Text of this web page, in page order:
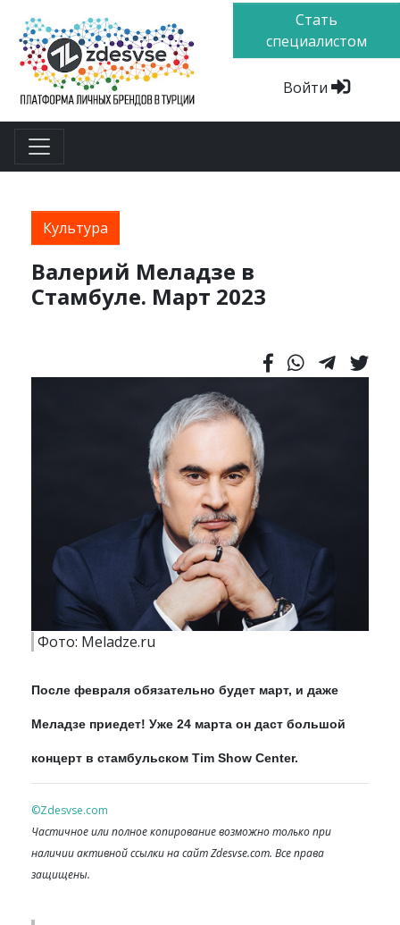
Стать
специалистом
Войти
Культура
Валерий Меладзе в
Стамбуле. Март 2023
Фото: Meladze.ru
После февраля обязательно будет март, и даже
Меладзе приедет! Уже 24 марта он даст большой
концерт в стамбульском Tim Show Center.
©Zdesvse.com
Частичное или полное копирование возможно только при
наличии активной ссылки на сайт Zdesvse.com. Все права
защищены.